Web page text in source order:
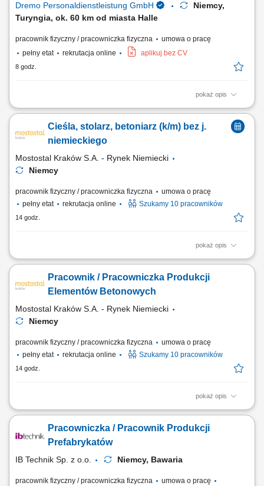
Dremo Personaldienstleistung GmbH
Niemcy,
Turyngia, ok. 60 km od miasta Halle
pracownik fizyczny / pracowniczka fizyczna
umowa o pracę
pełny etat
rekrutacja online aplikuj bez CV
8 godz.
pokaż opis
Zakład produkcyjny specjalizujący się w stolarce drewnianej poszukuje
obowiązków: Obróbka i przygotowanie elementów drewnianych do
montażu; Cięcie i szlifowanie komponentów; Montaż okien, drzwi i
Cieśla, stolarz, betoniarz (k/m) bez j.
niemieckiego
Mostostal Kraków S.A. - Rynek Niemiecki
Niemcy
pracownik fizyczny / pracowniczka fizyczna
umowa o pracę
pełny etat
rekrutacja online Szukamy 10 pracowników
14 godz.
pokaż opis
Zakres obowiązków Czyszczenie szalunku po rozformowaniu, Włożenie
przy betonowaniu - wibrowanie, ściągnięcie beton.
Pracownik / Pracowniczka Produkcji
Elementów Betonowych
Mostostal Kraków S.A. - Rynek Niemiecki
Niemcy
pracownik fizyczny / pracowniczka fizyczna
umowa o pracę
pełny etat
rekrutacja online Szukamy 10 pracowników
14 godz.
pokaż opis
Opis stanowiska: Czyszczenie i przygotowywanie form do produkcji
z wymaganiami produkcji. Udział w procesie betonowania i obróbki
świeżego betonu. Kontrola jakości wykonywanych prac. Utrzymywanie
Pracowniczka / Pracownik Produkcji
Prefabrykatów
IB Technik Sp. z o.o. Niemcy, Bawaria
pracownik fizyczny / pracowniczka fizyczna umowa o pracę